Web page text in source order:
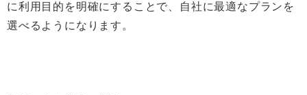
に利用目的を明確にすることで、自社に最適なプランを
選べるようになります。